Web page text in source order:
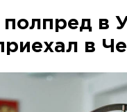
полпред в
в